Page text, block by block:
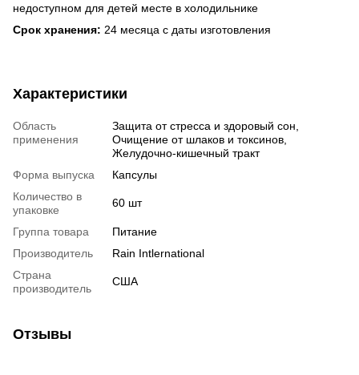
недоступном для детей месте в холодильнике
Срок хранения: 24 месяца с даты изготовления​
Характеристики
Область
применения
Защита от стресса и здоровый сон,
Очищение от шлаков и токсинов,
Желудочно-кишечный тракт
Форма выпуска
Капсулы
Количество в
упаковке
60 шт
Группа товара
Питание
Производитель
Rain Intlernational
Страна
производитель
США
Отзывы